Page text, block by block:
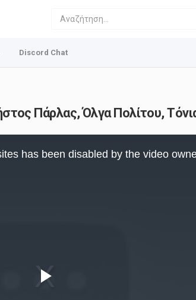
Discord Chat
Πάρλας, Όλγα Πολίτου,
has been disabled by the video